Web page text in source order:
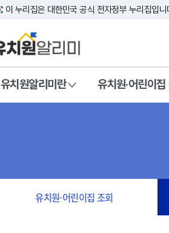
이 누리집은 대한민국 공식 전자정부 누리집입니
유치원알리미란 유치원·어린이
유치원·어린이집 조회